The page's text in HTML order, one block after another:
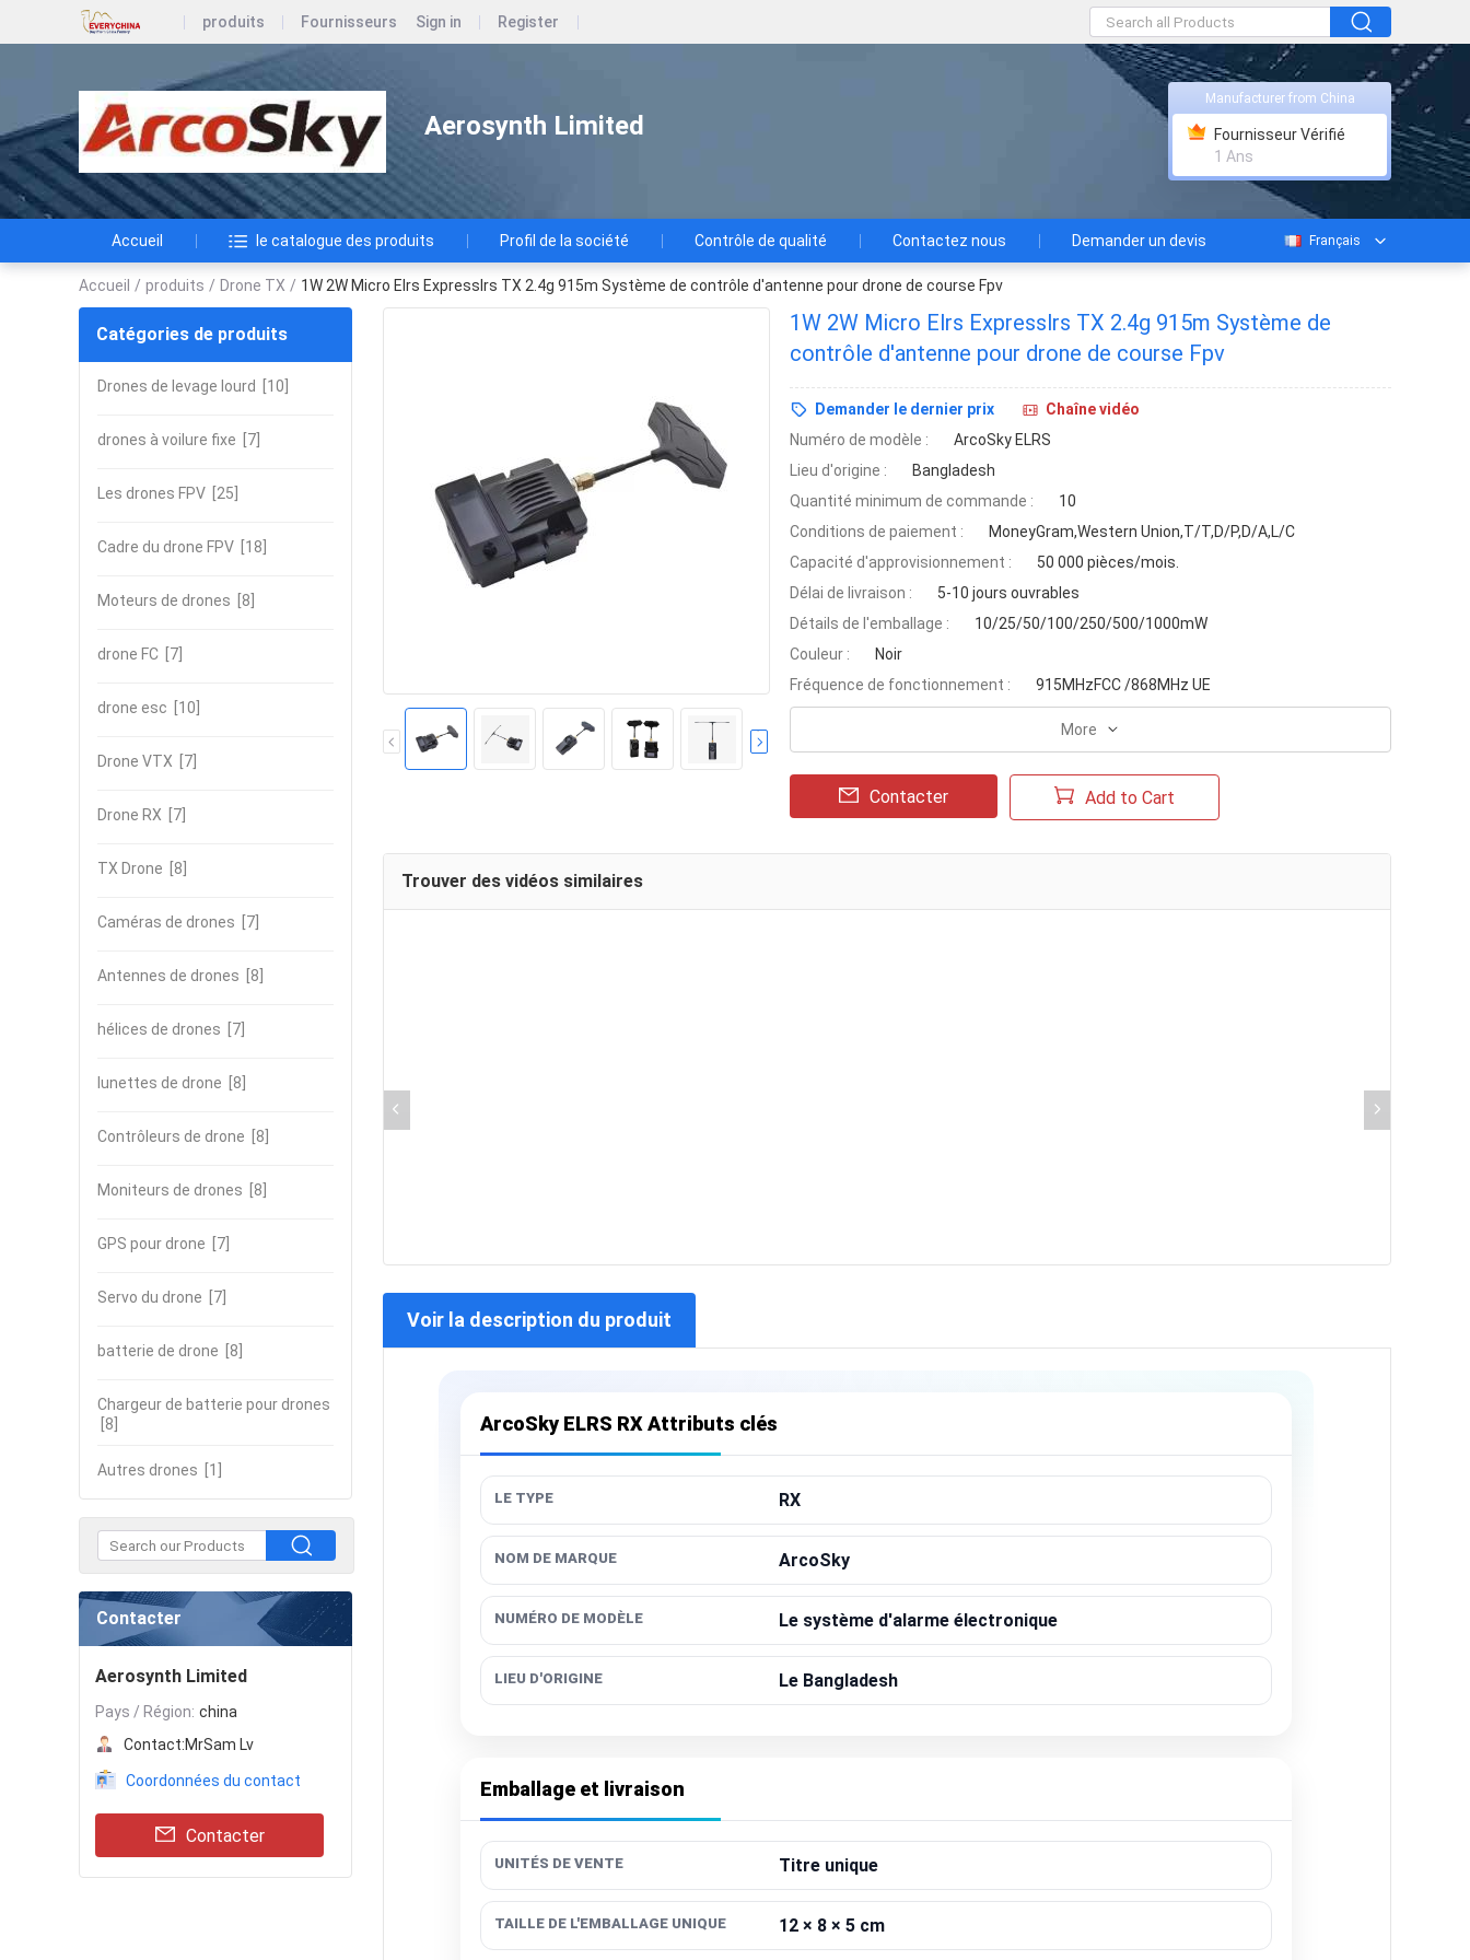
produits Fournisseurs Sign in Register
Aerosynth Limited
Manufacturer from China
Fournisseur Vérifié
1 Ans
Accueil le catalogue des produits Profil de la société Contrôle de qualité Contactez nous Demander un devis Français
Accueil / produits / Drone TX / 1W 2W Micro Elrs Expresslrs TX 2.4g 915m Système de contrôle d'antenne pour drone de course Fpv
Catégories de produits
Drones de levage lourd [10]
drones à voilure fixe [7]
Les drones FPV [25]
Cadre du drone FPV [18]
Moteurs de drones [8]
drone FC [7]
drone esc [10]
Drone VTX [7]
Drone RX [7]
TX Drone [8]
Caméras de drones [7]
Antennes de drones [8]
hélices de drones [7]
lunettes de drone [8]
Contrôleurs de drone [8]
Moniteurs de drones [8]
GPS pour drone [7]
Servo du drone [7]
batterie de drone [8]
Chargeur de batterie pour drones
[8]
Autres drones [1]
Contacter
Aerosynth Limited
Pays / Région: china
Contact:MrSam Lv
Coordonnées du contact
Contacter
1W 2W Micro Elrs Expresslrs TX 2.4g 915m Système de
contrôle d'antenne pour drone de course Fpv
Demander le dernier prix
Chaîne vidéo
Numéro de modèle :
ArcoSky ELRS
Lieu d'origine :
Bangladesh
Quantité minimum de commande :
10
Conditions de paiement :
MoneyGram,Western Union,T/T,D/P,D/A,L/C
Capacité d'approvisionnement :
50 000 pièces/mois.
Délai de livraison :
5-10 jours ouvrables
Détails de l'emballage :
10/25/50/100/250/500/1000mW
Couleur :
Noir
Fréquence de fonctionnement :
915MHzFCC /868MHz UE
More
Contacter Add to Cart
Trouver des vidéos similaires
Voir la description du produit
ArcoSky ELRS RX Attributs clés
LE TYPE RX
NOM DE MARQUE ArcoSky
NUMÉRO DE MODÈLE Le système d'alarme électronique
LIEU D'ORIGINE Le Bangladesh
Emballage et livraison
UNITÉS DE VENTE Titre unique
TAILLE DE L'EMBALLAGE UNIQUE 12 × 8 × 5 cm